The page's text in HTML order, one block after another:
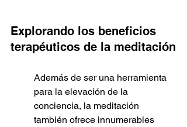
Explorando los beneficios
terapéuticos de la meditación
Además de ser una herramienta
para la elevación de la
conciencia, la meditación
también ofrece innumerables